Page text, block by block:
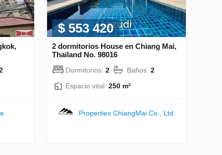
$ 553 420
2 dormitorios House en Chiang Mai,
Thailand No. 98016
Dormitorios: 2 Baños: 2
Espacio vital: 250 m²
Properties ChiangMai Co., Ltd.